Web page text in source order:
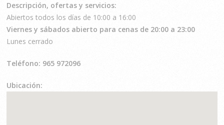
Descripción, ofertas y servicios:
Abiertos todos los días de 10:00 a 16:00
Viernes y sábados abierto para cenas de 20:00 a 23:00
Lunes cerrado
Teléfono: 965 972096
Ubicación: